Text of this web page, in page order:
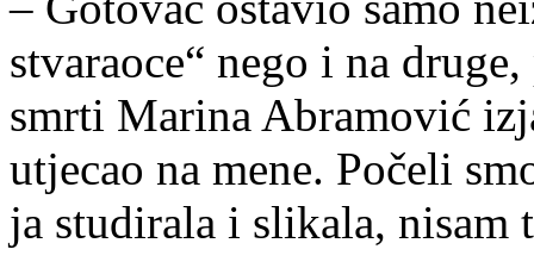
stvaraoce“ nego i na
smrti Marina Abramović
utjecao na mene. Počeli
ja studirala i slikala, nisam